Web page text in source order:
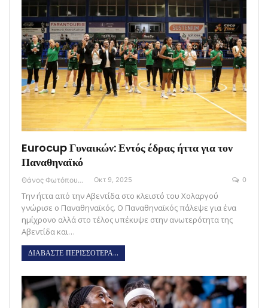
Eurocup Γυναικών: Εντός έδρας ήττα για τον
Παναθηναϊκό
Θάνος Φωτόπουλος Οκτ 9, 2025 0
Την ήττα από την Αβεντίδα στο κλειστό του Χολαργού
γνώρισε ο Παναθηναϊκός. Ο Παναθηναϊκός πάλεψε για ένα
ημίχρονο αλλά στο τέλος υπέκυψε στην ανωτερότητα της
Αβεντίδα και…
ΔΙΑΒΑΣΤΕ ΠΕΡΙΣΣΟΤΕΡΑ...